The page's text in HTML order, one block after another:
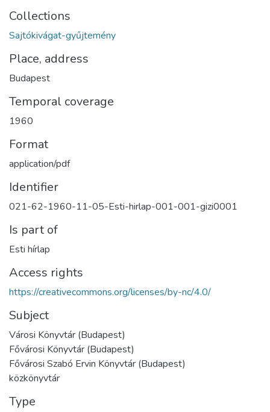
Collections
Sajtókivágat-gyűjtemény
Place, address
Budapest
Temporal coverage
1960
Format
application/pdf
Identifier
021-62-1960-11-05-Esti-hirlap-001-001-gizi0001
Is part of
Esti hírlap
Access rights
https://creativecommons.org/licenses/by-nc/4.0/
Subject
Városi Könyvtár (Budapest)
Fővárosi Könyvtár (Budapest)
Fővárosi Szabó Ervin Könyvtár (Budapest)
közkönyvtár
Type